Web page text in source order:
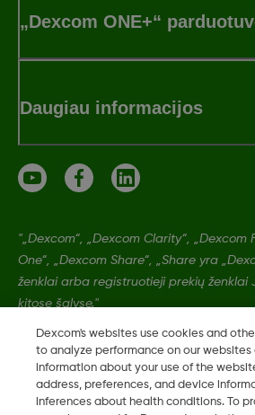
„Dexcom ONE+“
Daugiau informacijos
"„Dexcom“, „Dexcom Clarity“, „Dexcom
One“, „Dexcom Share“, „Share yra
ženklai arba registruotieji prekių ženklai
kitose šalyse."
LBL021329 Rev001
Dexcom's websites use cookies and
to analyze performance on our
information about your use of the
address, preferences, and device
inferences about health conditions. To